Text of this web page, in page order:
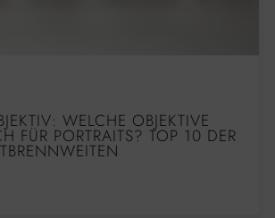
WELCHE OBJEKTIVE
FÜR PORTRAITS? TOP 10 DER